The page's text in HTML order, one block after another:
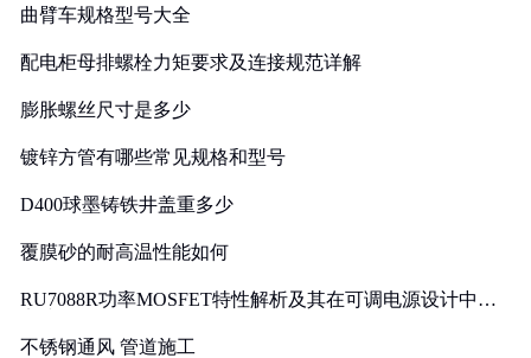
曲臂车规格型号大全
配电柜母排螺栓力矩要求及连接规范详解
膨胀螺丝尺寸是多少
镀锌方管有哪些常见规格和型号
D400球墨铸铁井盖重多少
覆膜砂的耐高温性能如何
RU7088R功率MOSFET特性解析及其在可调电源设计中的
不锈钢通风 管道施工